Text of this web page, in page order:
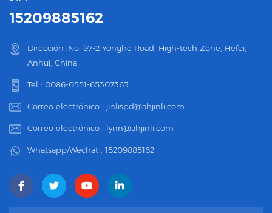
15209885162
Dirección :No. 97-2 Yonghe Road, High-tech Zone, Hefei,
Anhui, China
Tel : 0086-0551-65307363
Correo electrónico : jinlispd@ahjinli.com
Correo electrónico : lynn@ahjinli.com
Whatsapp/Wechat : 15209885162